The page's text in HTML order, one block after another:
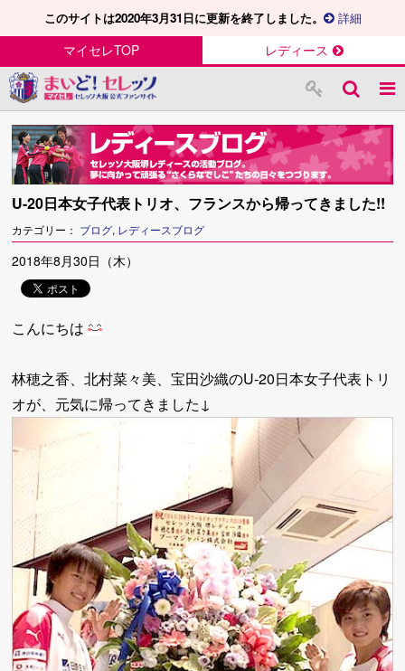
このサイトは2020年3月31日に更新を終了しました。 詳細
マイセレTOP レディース
U-20日本女子代表トリオ、フランスから帰ってきました!!
カテゴリー： ブログ, レディースブログ
2018年8月30日（木）
こんにちは
林穂之香、北村菜々美、宝田沙織のU-20日本女子代表トリ
オが、元気に帰ってきました↓